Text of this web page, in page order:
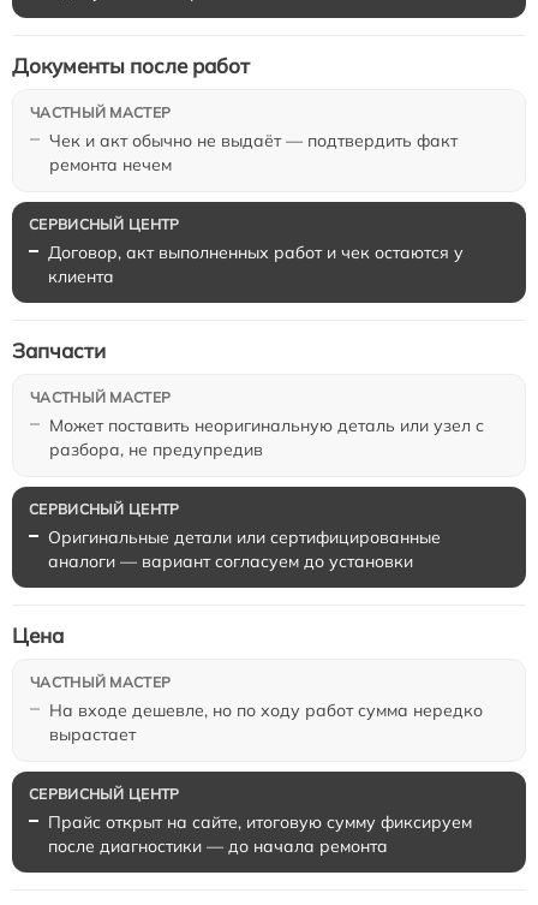
Чек и акт обычно не выдаёт — подтвердить факт
ремонта нечем
Документы после работ
Договор, акт выполненных работ и чек остаются у
клиента
Может поставить неоригинальную деталь или узел с
разбора, не предупредив
Запчасти
Оригинальные детали или сертифицированные
аналоги — вариант согласуем до установки
На входе дешевле, но по ходу работ сумма нередко
вырастает
Цена
Прайс открыт на сайте, итоговую сумму фиксируем
после диагностики — до начала ремонта